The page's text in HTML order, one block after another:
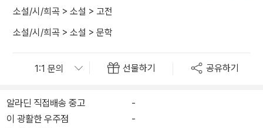
소설/시/희곡 > 소설 > 고전
소설/시/희곡 > 소설 > 문학
선물하기 공유하기
알라딘 직접배송 중고
-
이 광활한 우주점
-